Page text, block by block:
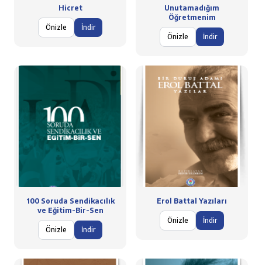
Hicret
Önizle İndir
Unutamadığım
Öğretmenim
Önizle İndir
100 Soruda Sendikacılık
ve Eğitim-Bir-Sen
Önizle İndir
Erol Battal Yazıları
Önizle İndir